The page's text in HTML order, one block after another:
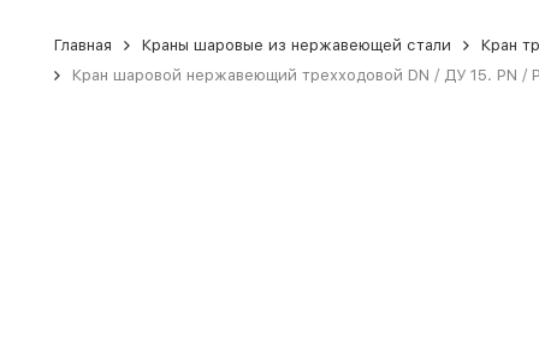
Главная Краны шаровые из нержавеющей стали
Кран
Кран шаровой нержавеющий трехходовой DN / ДУ 15. PN /